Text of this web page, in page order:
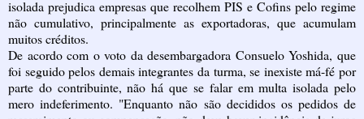
isolada prejudica empresas que recolhem PIS e Cofins pelo regime
não cumulativo, principalmente as exportadoras, que acumulam
muitos créditos.
De acordo com o voto da desembargadora Consuelo Yoshida, que
foi seguido pelos demais integrantes da turma, se inexiste má-fé por
parte do contribuinte, não há que se falar em multa isolada pelo
mero indeferimento. "Enquanto não são decididos os pedidos de